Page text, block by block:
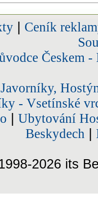
| Ceník
Českem
- Vsetínské
Ubytování
Beskydech
2026 its